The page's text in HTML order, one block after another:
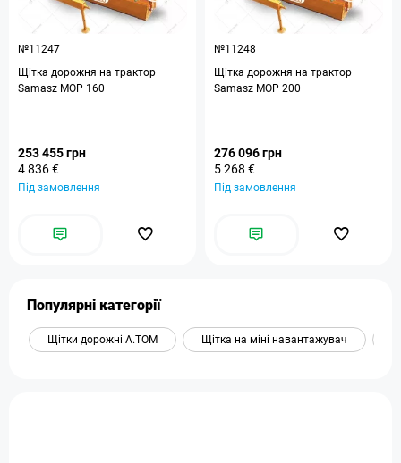
№11247
Щітка дорожня на трактор
Samasz MOP 160
253 455 грн
4 836 €
Під замовлення
№11248
Щітка дорожня на трактор
Samasz MOP 200
276 096 грн
5 268 €
Під замовлення
Популярні категорії
Щітки дорожні А.ТОМ Щітка на міні навантажувач